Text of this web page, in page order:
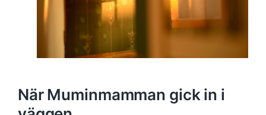
När Muminmamman gick in i